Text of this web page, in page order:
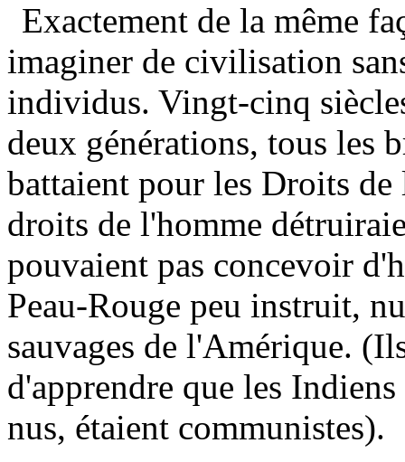
Exactement de la même
imaginer de civilisation
individus. Vingt-cinq
deux générations, tous les
battaient pour les Droits
droits de l'homme
pouvaient pas concevoir
Peau-Rouge peu instruit,
sauvages de l'Amérique.
d'apprendre que les
nus, étaient communistes).